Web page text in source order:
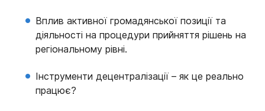
Вплив активної громадянської позиції та
діяльності на процедури прийняття рішень на
регіональному рівні.
Інструменти децентралізації – як це реально
працює?